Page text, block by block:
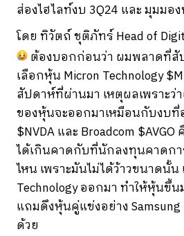
ส่องไฮไลท์งบ 3Q24 และ มุมมอ
โดย ทิวัตถ์ ชุติภัทร์ Head of
ต้องบอกก่อนว่า ผมพลาดที่สั
เลือกหุ้น Micron Technology
สัปดาห์ที่ผ่านมา เหตุผลเพราะว่
ของหุ้นจะออกมาเหมือนกับงบที่
$NVDA และ Broadcom
ได้เกินคาดกับที่นักลงทุนคาดก
ไหน เพราะมันไม่ได้ว้าวขนาดนั้
Technology ออกมา ทำให้หุ้นขึ้น
แถมดึงหุ้นคู่แข่งอย่าง Samsung
ด้วย